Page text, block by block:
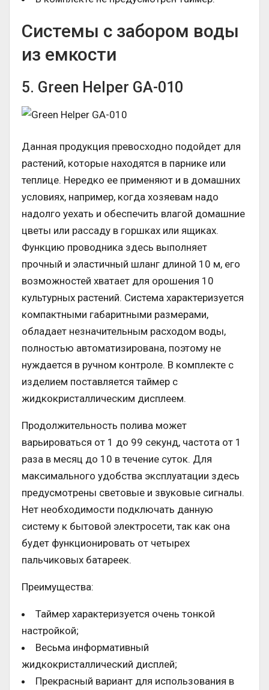
Системы с забором воды
из емкости
5. Green Helper GA-010
Данная продукция превосходно подойдет для
растений, которые находятся в парнике или
теплице. Нередко ее применяют и в домашних
условиях, например, когда хозяевам надо
надолго уехать и обеспечить влагой домашние
цветы или рассаду в горшках или ящиках.
Функцию проводника здесь выполняет
прочный и эластичный шланг длиной 10 м, его
возможностей хватает для орошения 10
культурных растений. Система характеризуется
компактными габаритными размерами,
обладает незначительным расходом воды,
полностью автоматизирована, поэтому не
нуждается в ручном контроле. В комплекте с
изделием поставляется таймер с
жидкокристаллическим дисплеем.
Продолжительность полива может
варьироваться от 1 до 99 секунд, частота от 1
раза в месяц до 10 в течение суток. Для
максимального удобства эксплуатации здесь
предусмотрены световые и звуковые сигналы.
Нет необходимости подключать данную
систему к бытовой электросети, так как она
будет функционировать от четырех
пальчиковых батареек.
Преимущества:
Таймер характеризуется очень тонкой
настройкой;
Весьма информативный
жидкокристаллический дисплей;
Прекрасный вариант для использования в